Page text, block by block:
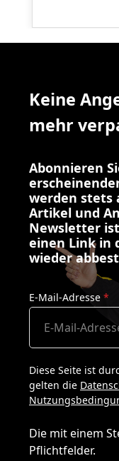
Keine
mehr
Abonnieren
werden stets
Artikel und
Newsletter
einen Link in
wieder
E-Mail-Adresse *
Diese Seite ist
gelten die
Die mit einem
Pflichtfelder.